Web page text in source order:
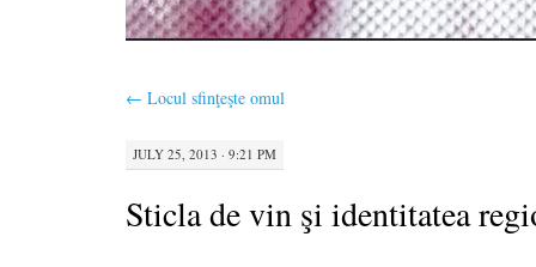
← Locul sfinţeşte omul
JULY 25, 2013 · 9:21 PM
Sticla de vin şi identitatea